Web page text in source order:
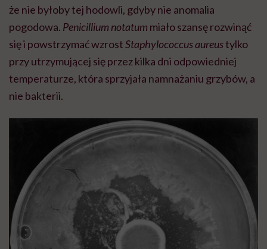
że nie byłoby tej hodowli, gdyby nie anomalia
pogodowa. Penicillium notatum miało szansę rozwinąć
się i powstrzymać wzrostStaphylococcus aureustylko
przy utrzymującej się przez kilka dni odpowiedniej
temperaturze, która sprzyjała namnażaniu grzybów, a
nie bakterii.